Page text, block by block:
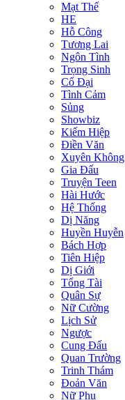
Mạt Thế
HE
Hỗ Công
Tương Lai
Ngôn Tình
Trọng Sinh
Cổ Đại
Tình Cảm
Sủng
Showbiz
Kiếm Hiệp
Điền Văn
Xuyên Không
Gia Đấu
Truyện Teen
Hài Hước
Hệ Thống
Dị Năng
Huyền Huyễn
Bách Hợp
Tiên Hiệp
Dị Giới
Tổng Tài
Quân Sự
Nữ Cường
Lịch Sử
Ngược
Cung Đấu
Quan Trường
Trinh Thám
Đoản Văn
Nữ Phụ